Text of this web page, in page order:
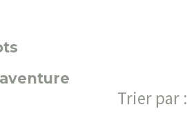
Trier par :